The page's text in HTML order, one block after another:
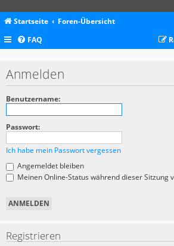
Startseite Foren-Übersicht
FAQ
Anmelden
Benutzername:
Passwort:
Ich habe mein Passwort vergessen
Angemeldet bleiben
Meinen Online-Status während dieser Sitzung
Registrieren